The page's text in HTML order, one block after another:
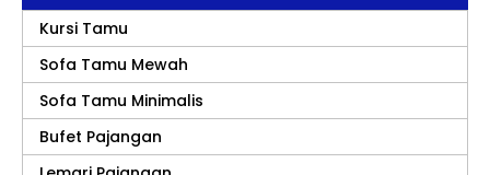
Kursi Tamu
Sofa Tamu Mewah
Sofa Tamu Minimalis
Bufet Pajangan